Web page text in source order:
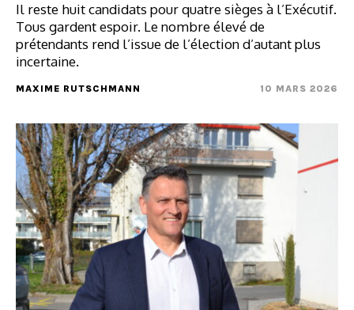
Il reste huit candidats pour quatre sièges à l’Exécutif.
Tous gardent espoir. Le nombre élevé de
prétendants rend l’issue de l’élection d’autant plus
incertaine.
MAXIME RUTSCHMANN 10 MARS 2026